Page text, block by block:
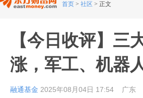
首页 > 社区 > 正文
【今日收评】三
涨，军工、机器
融通基金 2025年08月04日 17:54 广东